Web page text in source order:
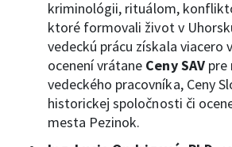
kriminológii, rituálom,
ktoré formovali život v
vedeckú prácu získala viacero
ocenení vrátane Ceny SAV pre
vedeckého pracovníka, Ceny
historickej spoločnosti či
mesta Pezinok.